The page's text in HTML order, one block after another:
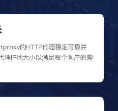
的HTTP代理稳定可靠并
理IP池大小以满足每个客户的需